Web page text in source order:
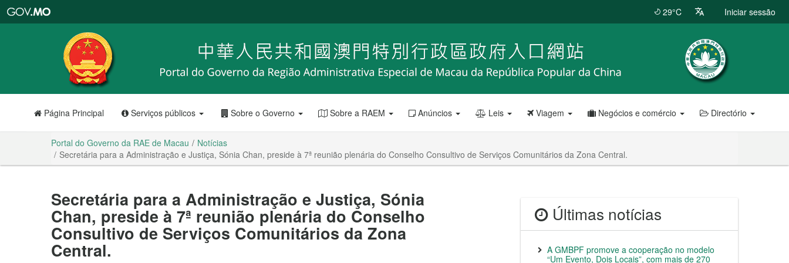
RAE
de
Macau
29°C Iniciar sessão
Página Principal Serviços públicos Sobre o Governo Sobre a RAEM Anúncios Leis Viagem Negócios e comércio Directório
Portal do Governo da RAE de Macau
Notícias
Secretária para a Administração e Justiça, Sónia Chan, preside à 7ª reunião plenária do Conselho Consultivo de Serviços Comunitários da Zona Central.
Secretária para a Administração e Justiça, Sónia
Chan, preside à 7ª reunião plenária do Conselho
Consultivo de Serviços Comunitários da Zona
Central.
Últimas notícias
A GMBPF promove a cooperação no modelo
“Um Evento, Dois Locais”, com mais de 270